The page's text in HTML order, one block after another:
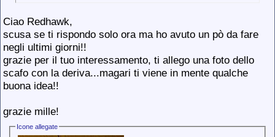
Ciao Redhawk,
scusa se ti rispondo solo ora ma ho avuto un pò da fare
negli ultimi giorni!!
grazie per il tuo interessamento, ti allego una foto dello
scafo con la deriva...magari ti viene in mente qualche
buona idea!!
grazie mille!
Icone allegate